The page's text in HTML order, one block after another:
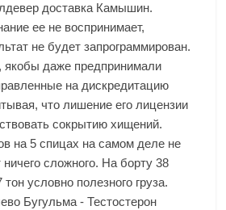
доставка Камышин.
ее не воспринимает,
не будет запрограммирован.
якобы даже предпринимали
на дискредитацию
что лишение его лицензии
сокрытию хищений.
на 5 спицах на самом деле не
ничего сложного. На борту 38
условно полезного груза.
Бугульма - Тестостерон